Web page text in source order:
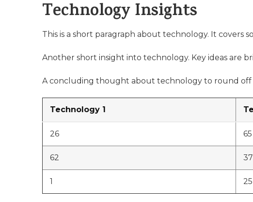
Technology Insights
This is a short paragraph about technology. It covers
Another short insight into technology. Key ideas are
A concluding thought about technology to round
Technology 1
26 65
62 37
1 25